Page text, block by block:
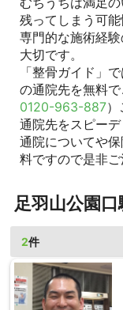
残ってしまう可
専門的な施術経
大切です。
「整骨ガイド」
の通院先を無料
0120-963-887
通院先をスピー
通院についてや
料ですので是非ご
足羽山公園
2件